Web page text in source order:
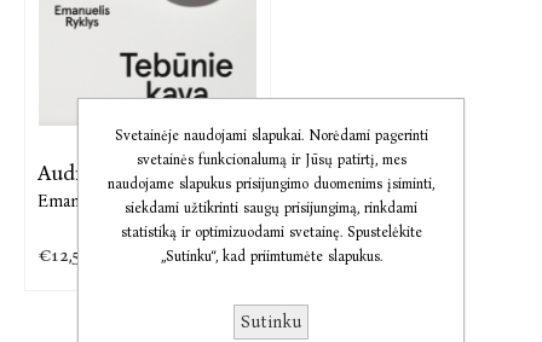
Audio Tebūnie kava
Emanuelis Ryklys
€12,51
Svetainėje naudojami slapukai. Norėdami pagerinti
svetainės funkcionalumą ir Jūsų patirtį, mes
naudojame slapukus prisijungimo duomenims įsiminti,
siekdami užtikrinti saugų prisijungimą, rinkdami
statistiką ir optimizuodami svetainę. Spustelėkite
„Sutinku“, kad priimtumėte slapukus.
Sutinku